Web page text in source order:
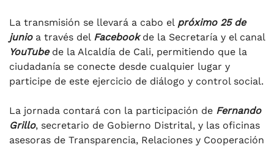
La transmisión se llevará a cabo el próximo 25 de
junioa través del Facebookde la Secretaría y el canal
YouTubede la Alcaldía de Cali, permitiendo que la
ciudadanía se conecte desde cualquier lugar y
participe de este ejercicio de diálogo y control social.
La jornada contará con la participación de Fernando
Grillo, secretario de Gobierno Distrital, y las oficinas
asesoras de Transparencia, Relaciones y Cooperación